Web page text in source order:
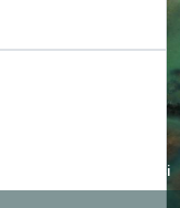
Maxime Pilisi